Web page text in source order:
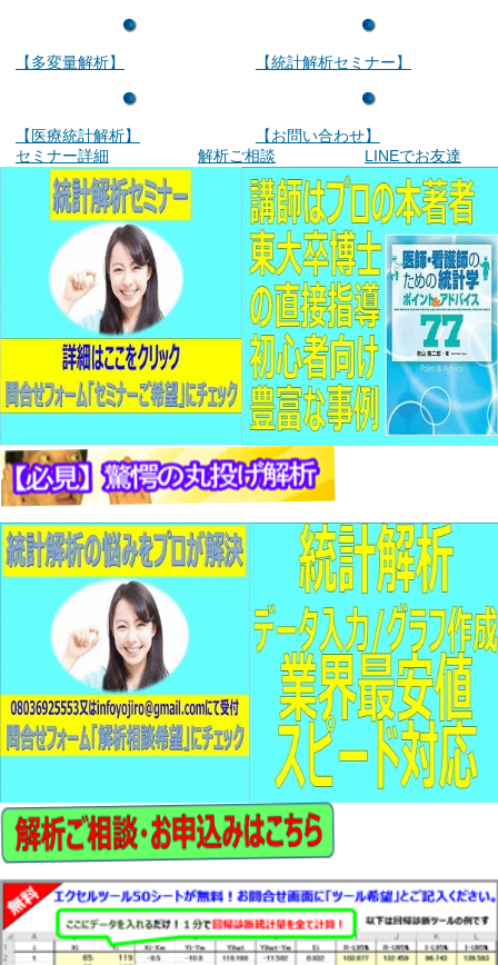
【多変量解析】
【医療統計解析】
【統計解析セミナー】
【お問い合わせ】
セミナー詳細
解析ご相談 LINEでお友達